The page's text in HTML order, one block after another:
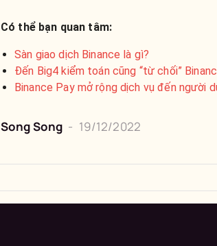
Có thể bạn quan tâm:
Sàn giao dịch Binance là gì?
Đến Big4 kiểm toán cũng “từ chối”
Binance Pay mở rộng dịch vụ đến người
Song Song - 19/12/2022